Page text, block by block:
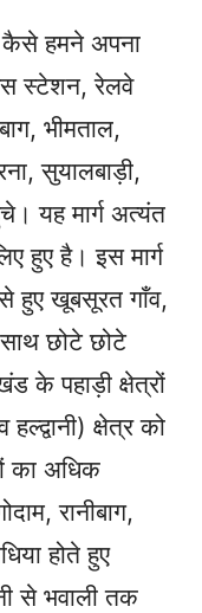
कैसे हमने अपना
स्टेशन, रेलवे
भीमताल,
सुयालबाड़ी,
यह मार्ग अत्यंत
हुए है। इस मार्ग
हुए खूबसूरत गाँव,
छोटे छोटे
के पहाड़ी क्षेत्रों
क्षेत्र को
का अधिक
रानीबाग,
होते हुए
से भवाली तक